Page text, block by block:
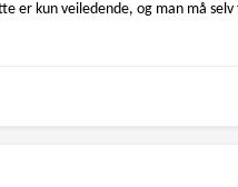
er kun veiledende, og man må